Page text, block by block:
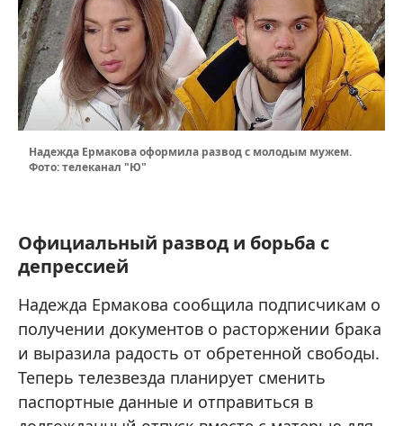
Надежда Ермакова оформила развод с молодым мужем.
Фото: телеканал "Ю"
Официальный развод и борьба с
депрессией
Надежда Ермакова сообщила подписчикам о
получении документов о расторжении брака
и выразила радость от обретенной свободы.
Теперь телезвезда планирует сменить
паспортные данные и отправиться в